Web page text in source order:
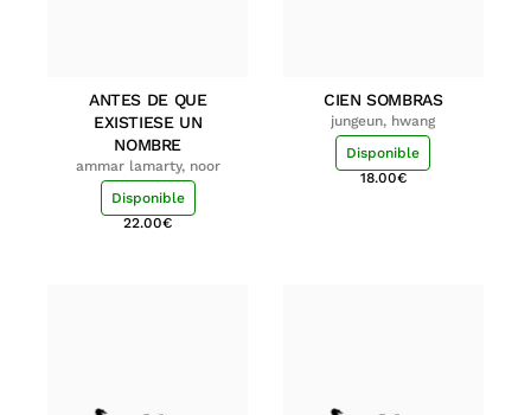
ANTES DE QUE
EXISTIESE UN
NOMBRE
ammar lamarty, noor
Disponible
22.00€
CIEN SOMBRAS
jungeun, hwang
Disponible
18.00€